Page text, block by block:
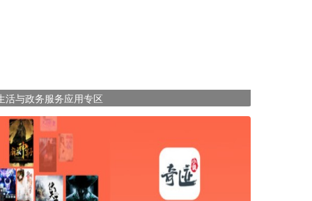
活与政务服务应用专区